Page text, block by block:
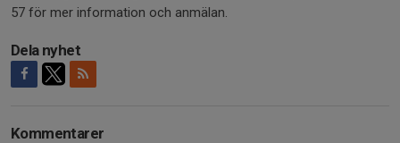
57 för mer information och anmälan.
Dela nyhet
Kommentarer